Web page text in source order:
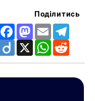
Поділитись
Share FacebookMastodon
Email
Messenger
Diigo X WhatsApp